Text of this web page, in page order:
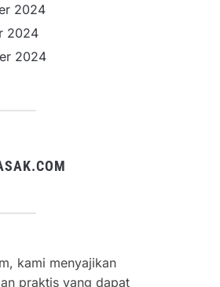
2024
2024
2024
kami menyajikan
praktis yang dapat